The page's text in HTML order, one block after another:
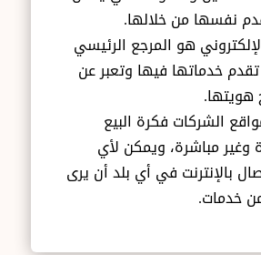
نفسها من خلالها.
هو المرجع الرئيسي
خدماتها فيها وتعبر عن
الشركات فكرة البيع
وغير مباشرة، ويمكن لأي
بالإنترنت في أي بلد أن يرى
خدمات.